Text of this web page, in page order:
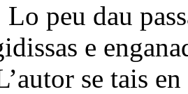
peu dau
e
se tais